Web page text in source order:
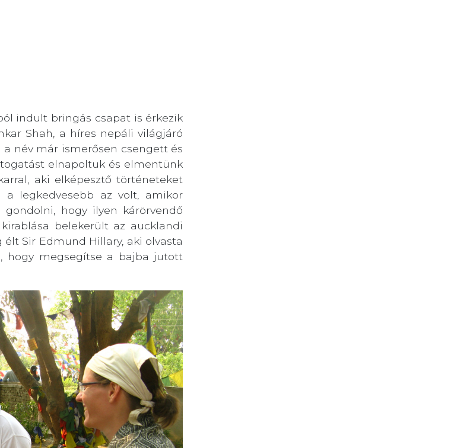
indult bringás csapat is érkezik
Shah, a híres nepáli világjáró
a név már ismerősen csengett és
elnapoltuk és elmentünk
aki elképesztő történeteket
legkedvesebb az volt, amikor
hogy ilyen kárörvendő
belekerült az aucklandi
Sir Edmund Hillary, aki olvasta
hogy megsegítse a bajba jutott